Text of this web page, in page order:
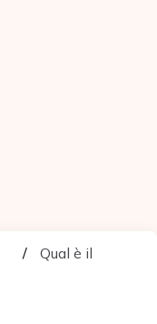
Qual è il